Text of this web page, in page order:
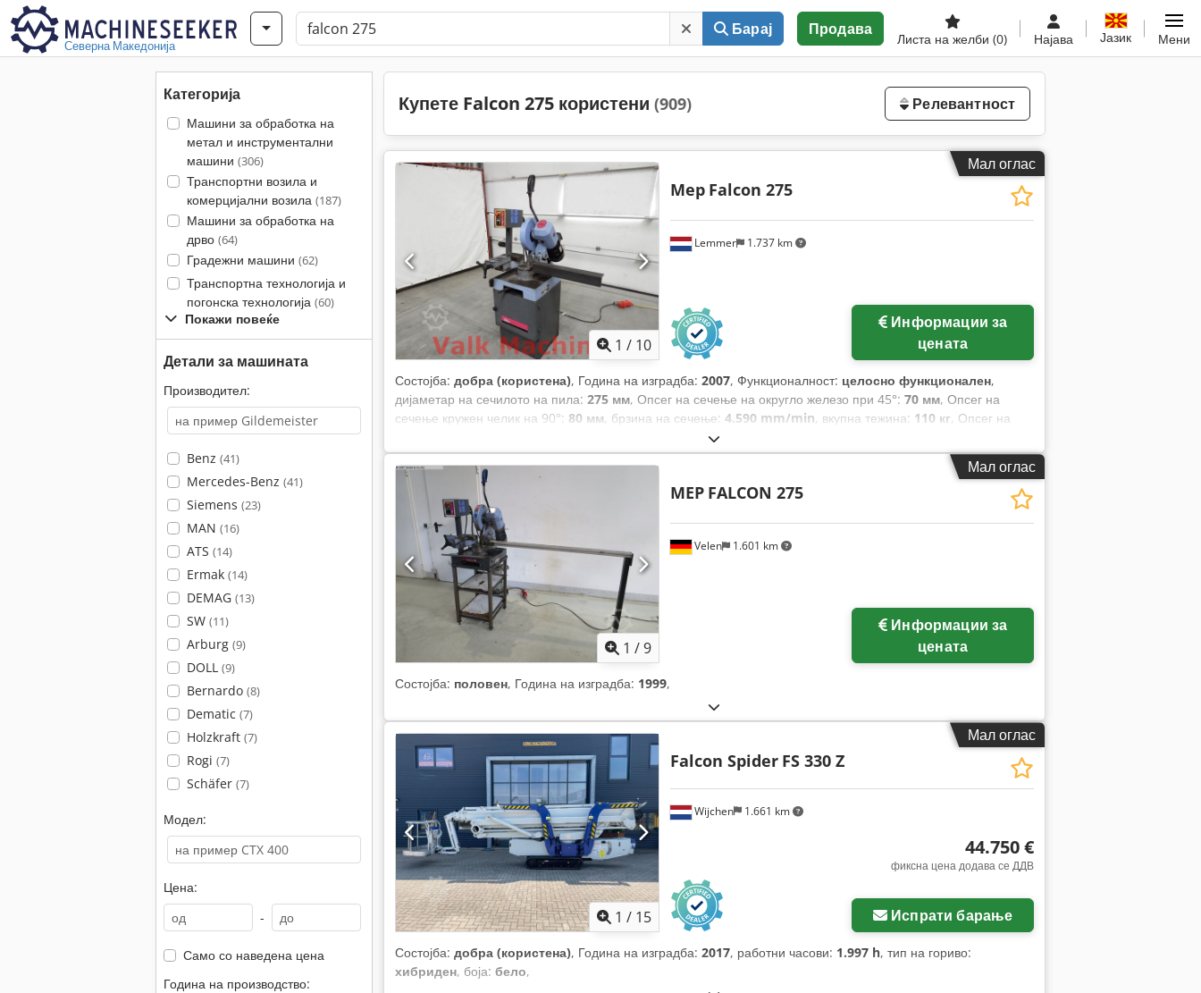
Северна Македонија
Барај Продава
Листа на желби (0) Најава Јазик Мени
Категорија
Машини за обработка на
метал и инструментални
машини (306)
Транспортни возила и
комерцијални возила (187)
Машини за обработка на
дрво (64)
Градежни машини (62)
Транспортна технологија и
погонска технологија (60)
Покажи повеќе
Детали за машината
Производител:
Benz (41)
Mercedes-Benz (41)
Siemens (23)
MAN (16)
ATS (14)
Ermak (14)
DEMAG (13)
SW (11)
Arburg (9)
DOLL (9)
Bernardo (8)
Dematic (7)
Holzkraft (7)
Rogi (7)
Schäfer (7)
Модел:
Цена:
-
Само со наведена цена
Година на производство:
Купете Falcon 275 користени (909) Релевантност
Мал оглас
1 / 10
Lemmer 1.737 km
Mep Falcon 275
цената
Состојба: добра (користена), Година на изградба: 2007, Функционалност: целосно функционален,
дијаметар на сечилото на пила: 275 мм, Опсег на сечење на округло железо при 45°: 70 мм, Опсег на
сечење кружен челик на 90°: 80 мм, брзина на сечење: 4.590 mm/min, вкупна тежина: 110 кг, Опсег на
, Опсег на сечење квадратен челик на 90°:
брзина (мин.):45 обр/мин, максимална брзина на вртење:90 обр/мин,
Мал оглас
1 /9
Velen 1.601 km
MEP FALCON 275
цената
Состојба: половен, Година на изградба: 1999,
Мал оглас
1 / 15
Wijchen 1.661 km
Falcon Spider FS 330 Z
44.750 €
фиксна цена додава се ДДВ
Испрати барање
Состојба: добра (користена), Година на изградба: 2017, работни часови: 1.997 h, тип на гориво:
хибриден, боја: бело,